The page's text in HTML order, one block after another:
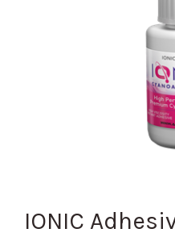
IONIC